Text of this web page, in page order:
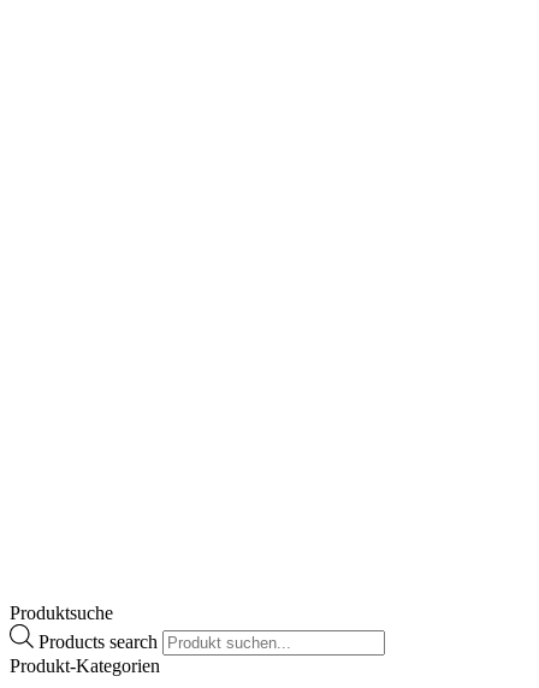
Produktsuche
Products search
Produkt-Kategorien